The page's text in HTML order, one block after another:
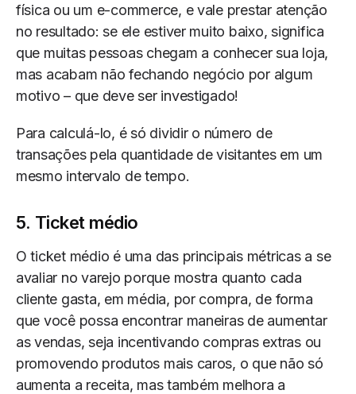
física ou um e-commerce, e vale prestar atenção
no resultado: se ele estiver muito baixo, significa
que muitas pessoas chegam a conhecer sua loja,
mas acabam não fechando negócio por algum
motivo – que deve ser investigado!
Para calculá-lo, é só dividir o número de
transações pela quantidade de visitantes em um
mesmo intervalo de tempo.
5. Ticket médio
O ticket médio é uma das principais métricas a se
avaliar no varejo porque mostra quanto cada
cliente gasta, em média, por compra, de forma
que você possa encontrar maneiras de aumentar
as vendas, seja incentivando compras extras ou
promovendo produtos mais caros, o que não só
aumenta a receita, mas também melhora a